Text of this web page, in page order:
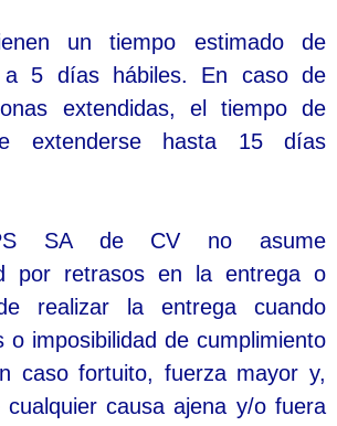
un tiempo estimado de
5 días hábiles. En caso de
extendidas, el tiempo de
extenderse hasta 15 días
SA de CV no asume
por retrasos en la entrega o
realizar la entrega cuando
o imposibilidad de cumplimiento
caso fortuito, fuerza mayor y,
causa ajena y/o fuera